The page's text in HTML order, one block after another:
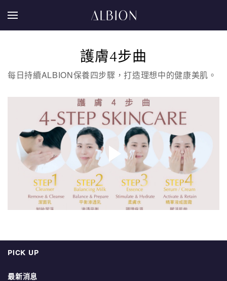
護膚4步曲
每日持續ALBION保養四步驟，打造理想中的健康美肌。
PICK UP
最新消息